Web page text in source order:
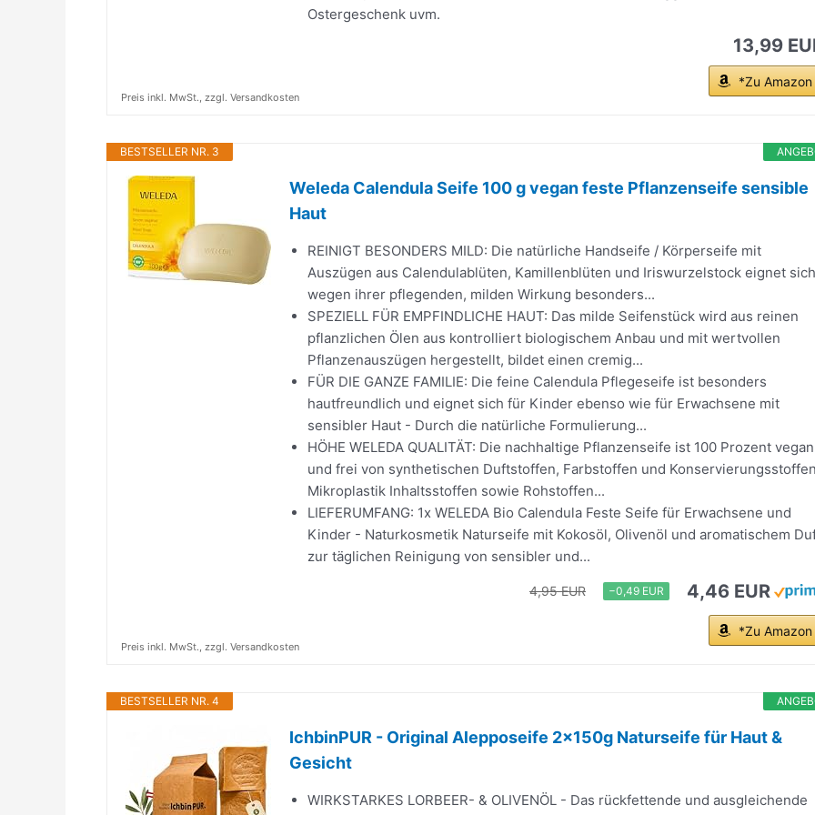
Ostergeschenk uvm.
13,99
*Zu Amazon
Preis inkl. MwSt., zzgl. Versandkosten
BESTSELLER NR. 3
Weleda Calendula Seife 100 g vegan feste Pflanzenseife sensible
Haut
REINIGT BESONDERS MILD: Die natürliche Handseife / Körperseife mit
Auszügen aus Calendulablüten, Kamillenblüten und Iriswurzelstock eignet sich
wegen ihrer pflegenden, milden Wirkung besonders...
SPEZIELL FÜR EMPFINDLICHE HAUT: Das milde Seifenstück wird aus reinen
pflanzlichen Ölen aus kontrolliert biologischem Anbau und mit wertvollen
Pflanzenauszügen hergestellt, bildet einen cremig...
FÜR DIE GANZE FAMILIE: Die feine Calendula Pflegeseife ist besonders
hautfreundlich und eignet sich für Kinder ebenso wie für Erwachsene mit
sensibler Haut - Durch die natürliche Formulierung...
HÖHE WELEDA QUALITÄT: Die nachhaltige Pflanzenseife ist 100 Prozent vegan
und frei von synthetischen Duftstoffen, Farbstoffen und
Mikroplastik Inhaltsstoffen sowie Rohstoffen...
LIEFERUMFANG: 1x WELEDA Bio Calendula Feste Seife für Erwachsene und
Kinder - Naturkosmetik Naturseife mit Kokosöl, Olivenöl und aromatischem
zur täglichen Reinigung von sensibler und...
4,95 EUR −0,49 EUR 4,46 EUR
*Zu Amazon
Preis inkl. MwSt., zzgl. Versandkosten
BESTSELLER NR. 4
IchbinPUR - Original Alepposeife 2x150g Naturseife für Haut &
Gesicht
WIRKSTARKES LORBEER- & OLIVENÖL - Das rückfettende und ausgleichende